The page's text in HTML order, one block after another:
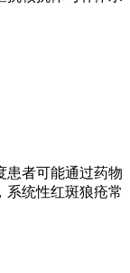
患者可能通过药物
系统性红斑狼疮常